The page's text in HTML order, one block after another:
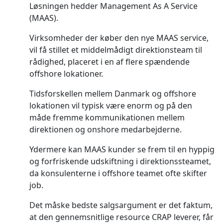
Løsningen hedder Management As A Service
(MAAS).
Virksomheder der køber den nye MAAS service,
vil få stillet et middelmådigt direktionsteam til
rådighed, placeret i en af flere spændende
offshore lokationer.
Tidsforskellen mellem Danmark og offshore
lokationen vil typisk være enorm og på den
måde fremme kommunikationen mellem
direktionen og onshore medarbejderne.
Ydermere kan MAAS kunder se frem til en hyppig
og forfriskende udskiftning i direktionssteamet,
da konsulenterne i offshore teamet ofte skifter
job.
Det måske bedste salgsargument er det faktum,
at den gennemsnitlige resource CRAP leverer, får